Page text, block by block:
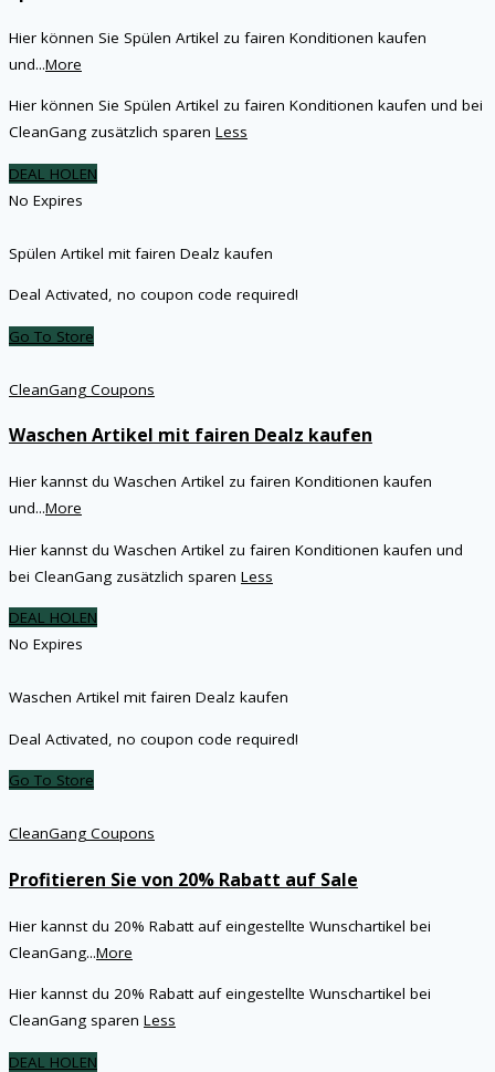
Hier können Sie Spülen Artikel zu fairen Konditionen kaufen
und...More
Hier können Sie Spülen Artikel zu fairen Konditionen kaufen und bei
CleanGang zusätzlich sparen Less
DEAL HOLEN
No Expires
Spülen Artikel mit fairen Dealz kaufen
Deal Activated, no coupon code required!
Go To Store
CleanGang Coupons
Waschen Artikel mit fairen Dealz kaufen
Hier kannst du Waschen Artikel zu fairen Konditionen kaufen
und...More
Hier kannst du Waschen Artikel zu fairen Konditionen kaufen und
bei CleanGang zusätzlich sparen Less
DEAL HOLEN
No Expires
Waschen Artikel mit fairen Dealz kaufen
Deal Activated, no coupon code required!
Go To Store
CleanGang Coupons
Profitieren Sie von 20% Rabatt auf Sale
Hier kannst du 20% Rabatt auf eingestellte Wunschartikel bei
CleanGang...More
Hier kannst du 20% Rabatt auf eingestellte Wunschartikel bei
CleanGang sparen Less
DEAL HOLEN